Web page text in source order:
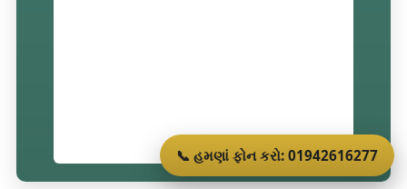
📞 હમણાં ફોન કરો: 01942616277